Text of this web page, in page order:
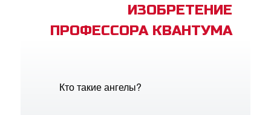
ИЗОБРЕТЕНИЕ
ПРОФЕССОРА КВАНТУМА
Кто такие ангелы?